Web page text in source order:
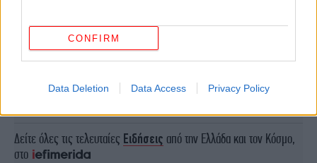
CONFIRM
Data Deletion Data Access Privacy Policy
Ακολουθήστε το στο Google Newsκαι μάθετε
Δείτε όλες τις τελευταίες Ειδήσεις από την Ελλάδα και τον Κόσμο,
στο